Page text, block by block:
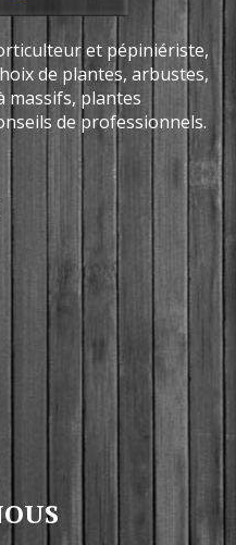
et pépiniériste,
de plantes, arbustes,
massifs, plantes
de professionnels.